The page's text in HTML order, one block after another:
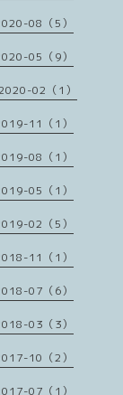
08（5）
05（9）
02（1）
11（1）
08（1）
05（1）
02（5）
11（1）
07（6）
03（3）
10（2）
07（1）